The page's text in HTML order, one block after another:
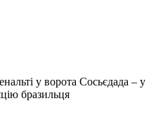
у ворота Сосьєдада – у
бразильця